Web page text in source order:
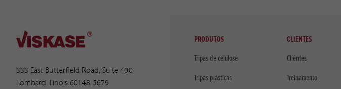
333 East Butterfield Road, Suite 400
Lombard Illinois 60148-5679
PRODUTOS
Tripas de celulose
Tripas plásticas
CLIENTES
Clientes
Treinamento